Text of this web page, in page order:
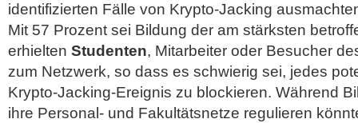
identifizierten Fälle von Krypto-Jacking
Mit 57 Prozent sei Bildung der am stärksten
erhielten Studenten, Mitarbeiter oder Besucher
zum Netzwerk, so dass es schwierig sei, jedes
Krypto-Jacking-Ereignis zu blockieren. Während
ihre Personal- und Fakultätsnetze regulieren